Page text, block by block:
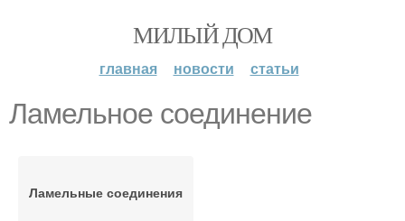
МИЛЫЙ ДОМ
главная новости статьи
Ламельное соединение
Ламельные соединения